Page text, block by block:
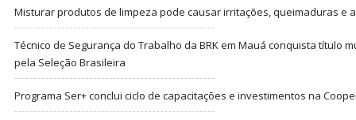
Misturar produtos de limpeza pode causar irritações, queimaduras e
Técnico de Segurança do Trabalho da BRK em Mauá conquista título
pela Seleção Brasileira
Programa Ser+ conclui ciclo de capacitações e investimentos na